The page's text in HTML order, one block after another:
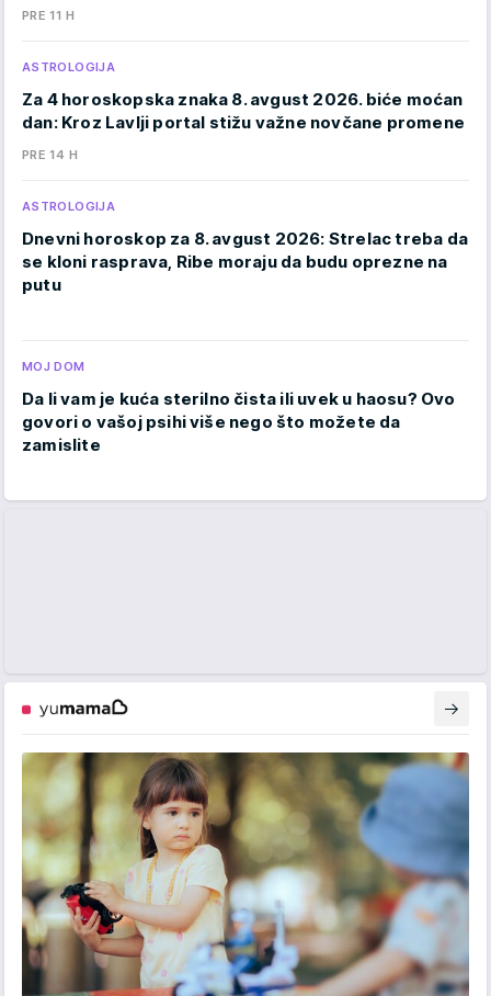
PRE 11 H
ASTROLOGIJA
Za 4 horoskopska znaka 8. avgust 2026. biće moćan
dan: Kroz Lavlji portal stižu važne novčane promene
PRE 14 H
ASTROLOGIJA
Dnevni horoskop za 8. avgust 2026: Strelac treba da
se kloni rasprava, Ribe moraju da budu oprezne na
putu
MOJ DOM
Da li vam je kuća sterilno čista ili uvek u haosu? Ovo
govori o vašoj psihi više nego što možete da
zamislite